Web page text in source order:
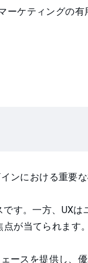
ケティングの有
ンにおける重要な
す。一方、UX
が当てられます。
ースを提供し、